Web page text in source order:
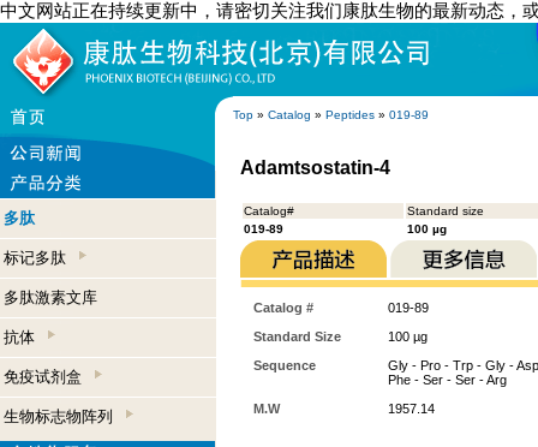
中文网站正在持续更新中，请密切关注我们康肽生物的最新动态，
Top » Catalog » Peptides » 019-89
多肽
标记多肽
多肽激素文库
抗体
免疫试剂盒
生物标志物阵列
Adamtsostatin-4
Catalog#
Standard size
019-89
100 µg
Catalog #
019-89
Standard Size
100 µg
Sequence
Gly - Pro - Trp - Gly -
Phe - Ser - Ser - Arg
M.W
1957.14